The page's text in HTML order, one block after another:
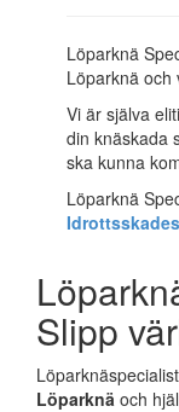
Löparknä
Löparknä och
Vi är själva
din knäskada
ska kunna
Löparknä
Slipp
Löparknä och